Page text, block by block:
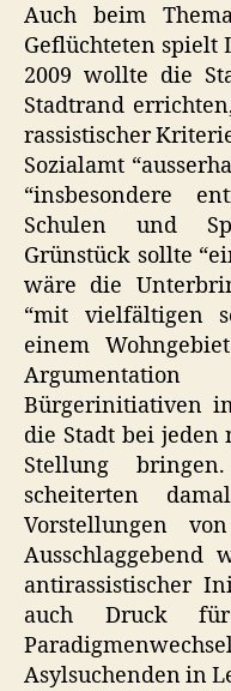
Auch beim
Geflüchteten spielt
2009 wollte die
Stadtrand
rassistischer
Sozialamt
“insbesondere
Schulen und
Grünstück sollte
wäre die
“mit vielfältigen
einem
Bürgerinitiativen
die Stadt bei jeden
Stellung
scheiterten
Vorstellungen
Ausschlaggebend
antirassistischer
auch Druck für
Asylsuchenden in